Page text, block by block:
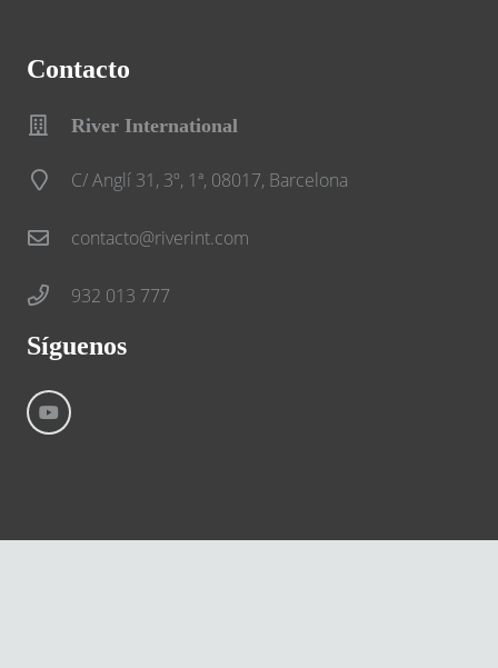
Contacto
River International
C/ Anglí 31, 3º, 1ª, 08017, Barcelona
contacto@riverint.com
932 013 777
Síguenos